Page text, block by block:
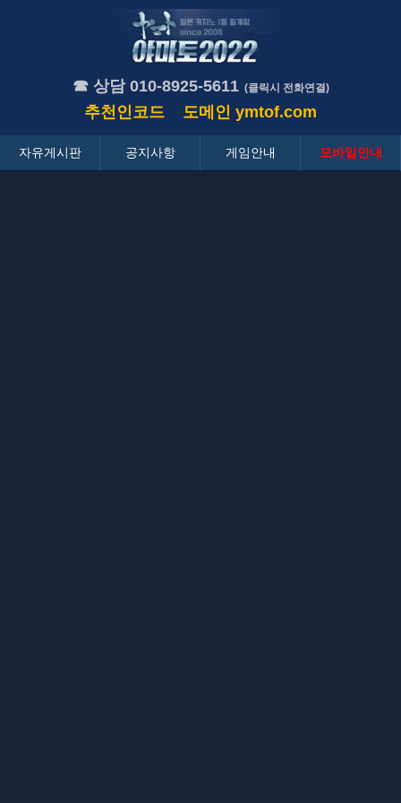
☎ 상담 010-8925-5611 (클릭시 전화연결)
추천인코드 도메인 ymtof.com
자유게시판 공지사항 게임안내 모바일안내